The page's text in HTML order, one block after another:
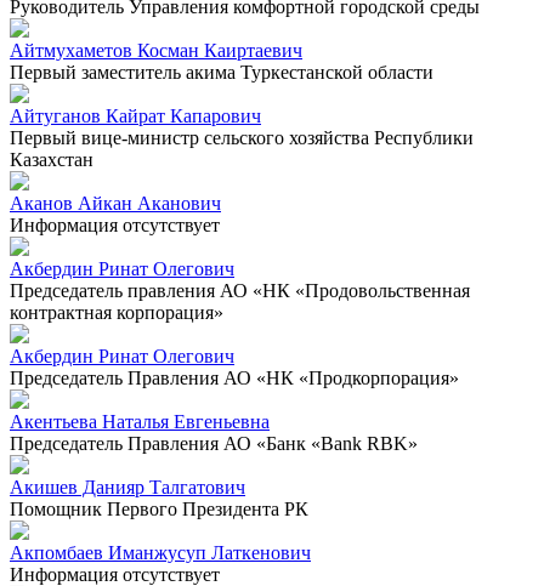
Руководитель Управления комфортной городской среды
Айтмухаметов Косман Каиртаевич
Первый заместитель акима Туркестанской области
Айтуганов Кайрат Капарович
Первый вице-министр сельского хозяйства Республики
Казахстан
Аканов Айкан Аканович
Информация отсутствует
Акбердин Ринат Олегович
Председатель правления АО «НК «Продовольственная
контрактная корпорация»
Акбердин Ринат Олегович
Председатель Правления АО «НК «Продкорпорация»
Акентьева Наталья Евгеньевна
Председатель Правления АО «Банк «Bank RBK»
Акишев Данияр Талгатович
Помощник Первого Президента РК
Акпомбаев Иманжусуп Латкенович
Информация отсутствует